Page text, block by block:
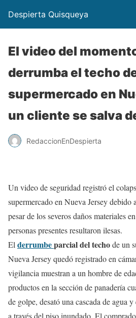
Despierta Quisqueya
El video del
derrumba el techo
supermercado en
un cliente se salva
RedaccionEnDespierta
Un video de seguridad registró el
supermercado en Nueva Jersey debido
pesar de los severos daños materiales
personas presentes resultaron ilesas.
El derrumbeparcial del techode un
Nueva Jersey quedó registrado en
vigilancia muestran a un hombre de
productos en la sección de panadería
de golpe, desató una cascada de agua
a través del piso inundado. El